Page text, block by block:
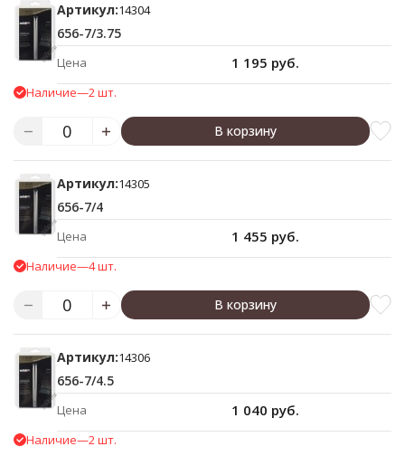
Артикул:14304
656-7/3.75
Цена 1 195 руб.
Наличие—2 шт.
В корзину
Артикул:14305
656-7/4
Цена 1 455 руб.
Наличие—4 шт.
В корзину
Артикул:14306
656-7/4.5
Цена 1 040 руб.
Наличие—2 шт.